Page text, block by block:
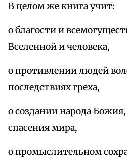
В целом же книга учит:
о благости и
Вселенной и человека,
о противлении людей
последствиях греха,
о создании народа
спасения мира,
о промыслительном